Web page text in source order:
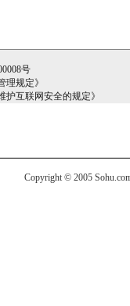
号
理规定》
互联网安全的规定》
Copyright © 2005